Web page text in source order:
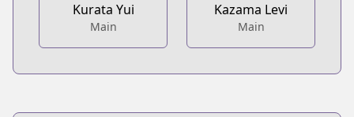
Kazama Levi
Main
Kurata Yui
Main